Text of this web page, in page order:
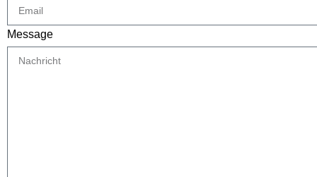
Message